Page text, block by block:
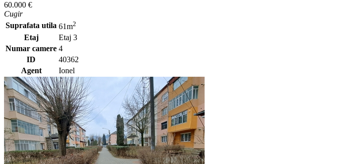
60.000 €
Cugir
Suprafata utila 61m2
Etaj
Etaj 3
Numar camere 4
ID
40362
Agent
Ionel